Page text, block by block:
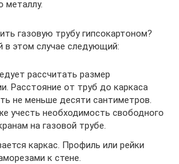
металлу.
газовую трубу гипсокартоном?
в этом случае следующий:
рассчитать размер
Расстояние от труб до каркаса
не меньше десяти сантиметров.
учесть необходимость свободного
на газовой трубе.
каркас. Профиль или рейки
к стене.